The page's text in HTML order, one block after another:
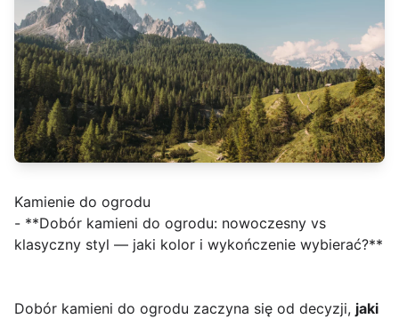
Kamienie do ogrodu
- **Dobór kamieni do ogrodu: nowoczesny vs
klasyczny styl — jaki kolor i wykończenie wybierać?**
Dobór kamieni do ogrodu zaczyna się od decyzji, jaki